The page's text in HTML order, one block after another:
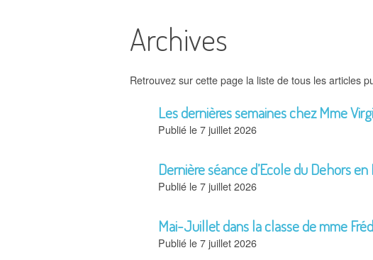
LA
LE
LE
Archives
Retrouvez sur cette page la liste de tous les articles
Les dernières semaines chez Mme
7 juillet 2026
Dernière séance d’Ecole du Dehors en
7 juillet 2026
Mai-Juillet dans la classe de mme
7 juillet 2026